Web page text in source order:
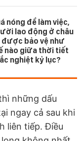
nóng để làm việc,
lao động ở châu
được bảo vệ như
nào giữa thời tiết
nghiệt kỷ lục?
những dấu
ngay cả sau khi
liên tiếp. Điều